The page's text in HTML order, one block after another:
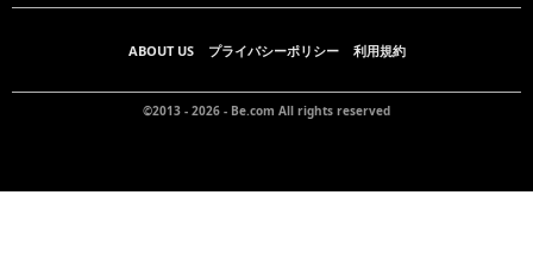
ABOUT US プライバシーポリシー 利用規約
©2013 - 2026 - Be.com All rights reserved